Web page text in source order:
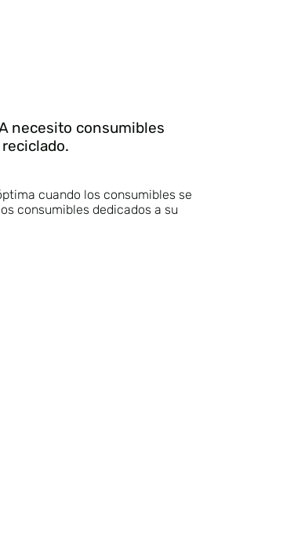
necesito consumibles
cuando los consumibles se
consumibles dedicados a su